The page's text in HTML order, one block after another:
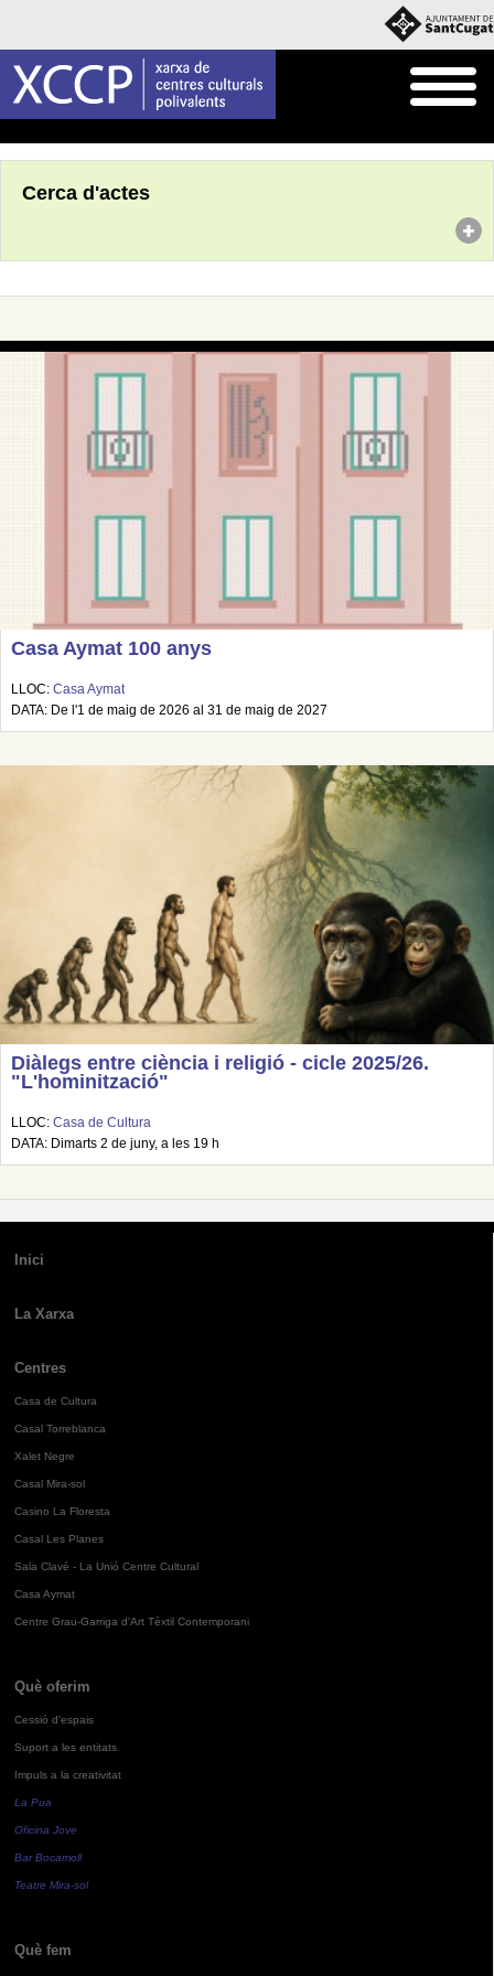
Cerca d'actes
Casa Aymat 100 anys
LLOC: Casa Aymat
DATA: De l'1 de maig de 2026 al 31 de maig de 2027
Diàlegs entre ciència i religió - cicle 2025/26.
"L'hominització"
LLOC: Casa de Cultura
DATA: Dimarts 2 de juny, a les 19 h
Inici
La Xarxa
Centres
Casa de Cultura
Casal Torreblanca
Xalet Negre
Casal Mira-sol
Casino La Floresta
Casal Les Planes
Sala Clavé - La Unió Centre Cultural
Casa Aymat
Centre Grau-Garriga d'Art Tèxtil Contemporani
Què oferim
Cessió d'espais
Suport a les entitats
Impuls a la creativitat
La Pua
Oficina Jove
Bar Bocamoll
Teatre Mira-sol
Què fem